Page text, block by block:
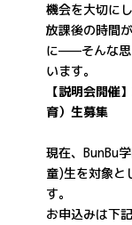
機会を大切に
放課後の時間
に——そんな思
います。
【説明会開催
育）生募集
現在、BunBu
童)生を対象と
す。
お申込みは下